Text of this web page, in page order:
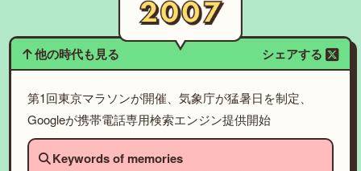
他の時代も見る シェアする
第1回東京マラソンが開催、気象庁が猛暑日を制定、
Googleが携帯電話専用検索エンジン提供開始
Keywords of memories